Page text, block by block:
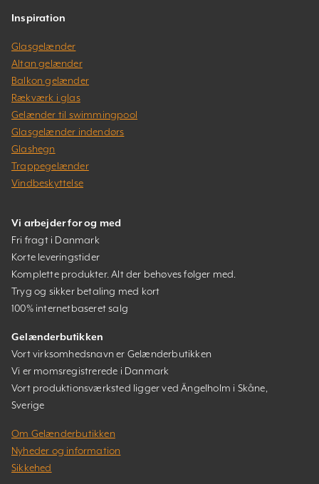
Inspiration
Glasgelænder
Altan gelænder
Balkon gelænder
Rækværk i glas
Gelænder til swimmingpool
Glasgelænder indendørs
Glashegn
Trappegelænder
Vindbeskyttelse
Vi arbejder for og med
Fri fragt i Danmark
Korte leveringstider
Komplette produkter. Alt der behøves følger med.
Tryg og sikker betaling med kort
100% internetbaseret salg
Gelænderbutikken
Vort virksomhedsnavn er Gelænderbutikken
Vi er momsregistrerede i Danmark
Vort produktionsværksted ligger ved Ängelholm i Skåne,
Sverige
Om Gelænderbutikken
Nyheder og information
Sikkehed